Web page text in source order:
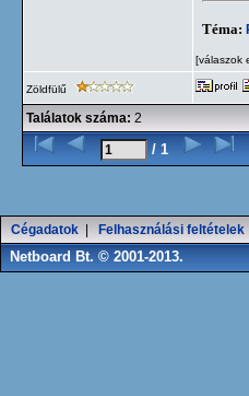
Téma:
[válaszok
Zöldfülű
Találatok száma: 2
/ 1
Cégadatok Felhasználási feltételek
Netboard Bt. © 2001-2013.